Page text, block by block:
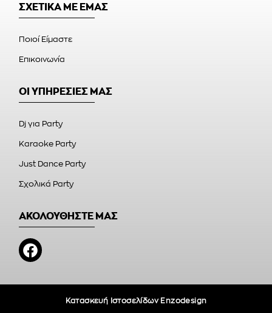
ΣΧΕΤΙΚΑ ΜΕ ΕΜΑΣ
Ποιοί Είμαστε
Επικοινωνία
ΟΙ ΥΠΗΡΕΣΙΕΣ ΜΑΣ
Dj για Party
Karaoke Party
Just Dance Party
Σχολικά Party
ΑΚΟΛΟΥΘΗΣΤΕ ΜΑΣ
Κατασκευή Ιστοσελίδων Enzodesign